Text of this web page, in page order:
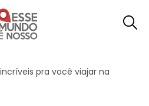
pra você viajar na